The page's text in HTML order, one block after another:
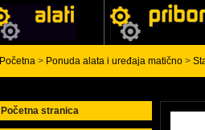
Početna > Ponuda alata i uređaja matično >
Početna stranica